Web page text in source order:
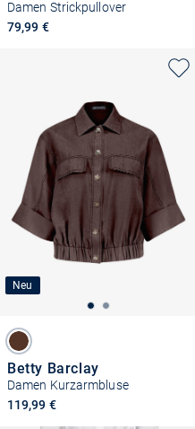
Damen Strickpullover
79,99 €
Neu
Betty Barclay
Damen Kurzarmbluse
119,99 €